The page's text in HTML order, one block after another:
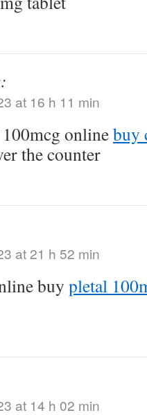
at 16 h 11 min
onlinebuy
the counter
at 21 h 52 min
buy pletal
at 14 h 02 min